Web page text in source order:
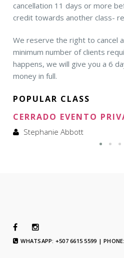
cancellation 11 days or more
credit towards another class-
We reserve the right to cancel
minimum number of clients
happens, we will give you a 6
money in full.
POPULAR CLASS
CERRADO EVENTO
Stephanie Abbott
WHATSAPP: +507 6615 5599 |